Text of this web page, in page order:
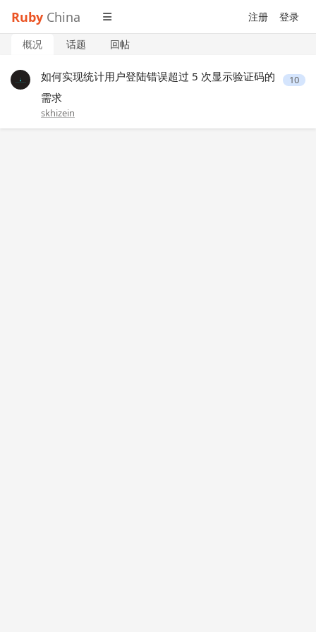
Ruby China 注册 登录
概况 话题 回帖
如何实现统计用户登陆错误超过 5 次显示验证码的
需求
skhizein
10